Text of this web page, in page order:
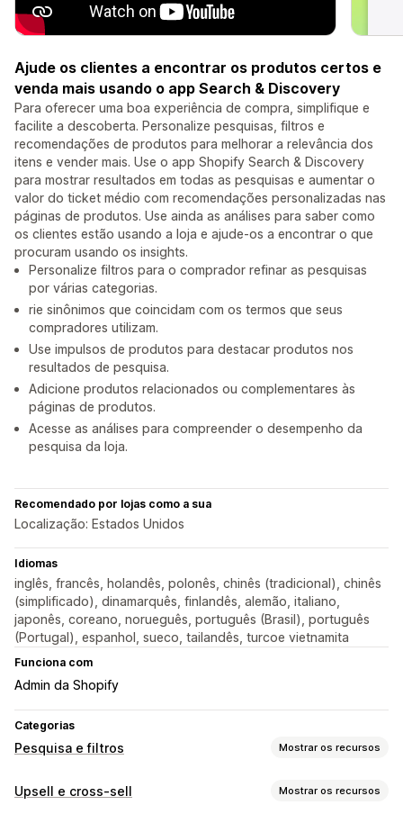
Ajude os clientes a encontrar os produtos certos e
venda mais usando o app Search & Discovery
Para oferecer uma boa experiência de compra, simplifique e
facilite a descoberta. Personalize pesquisas, filtros e
recomendações de produtos para melhorar a relevância dos
itens e vender mais. Use o app Shopify Search & Discovery
para mostrar resultados em todas as pesquisas e aumentar o
valor do ticket médio com recomendações personalizadas nas
páginas de produtos. Use ainda as análises para saber como
os clientes estão usando a loja e ajude-os a encontrar o que
procuram usando os insights.
Personalize filtros para o comprador refinar as pesquisas
por várias categorias.
rie sinônimos que coincidam com os termos que seus
compradores utilizam.
Use impulsos de produtos para destacar produtos nos
resultados de pesquisa.
Adicione produtos relacionados ou complementares às
páginas de produtos.
Acesse as análises para compreender o desempenho da
pesquisa da loja.
Recomendado por lojas como a sua
Localização: Estados Unidos
Idiomas
inglês, francês, holandês, polonês, chinês (tradicional), chinês
(simplificado), dinamarquês, finlandês, alemão, italiano,
japonês, coreano, norueguês, português (Brasil), português
(Portugal), espanhol, sueco, tailandês, turcoe vietnamita
Funciona com
Admin da Shopify
Categorias
Pesquisa e filtros Mostrar os recursos
Recursos de pesquisa
Upsell e cross-sell Mostrar os recursos